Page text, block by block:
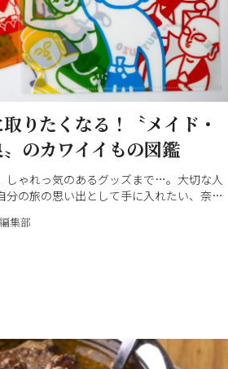
りたくなる！〝メイド・
のカワイイもの図鑑
しゃれっ気のあるグッズまで…。大切な人
分の旅の思い出として手に入れたい、奈良
で、暮らしの中で、奈良を思い出して。
集部